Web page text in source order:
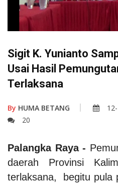
Sigit K. Yunianto
Usai Hasil
Terlaksana
By HUMA BETANG
20
Palangka Raya -
daerah Provinsi
terlaksana, begitu pula